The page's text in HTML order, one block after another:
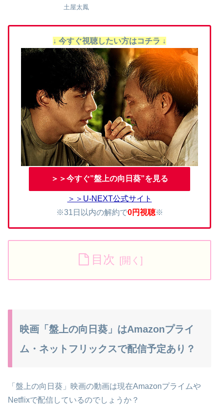
土屋太鳳
↓ 今すぐ視聴したい方はコチラ ↓
＞＞今すぐ”盤上の向日葵”を見る
＞＞U-NEXT公式サイト
※31日以内の解約で0円視聴※
目次
映画「盤上の向日葵」はAmazonプライ
ム・ネットフリックスで配信予定あり？
「盤上の向日葵」映画の動画は現在Amazonプライムや
Netflixで配信しているのでしょうか？